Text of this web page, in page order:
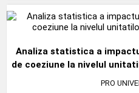
Analiza statistica a
de coeziune la nivelul
PRO